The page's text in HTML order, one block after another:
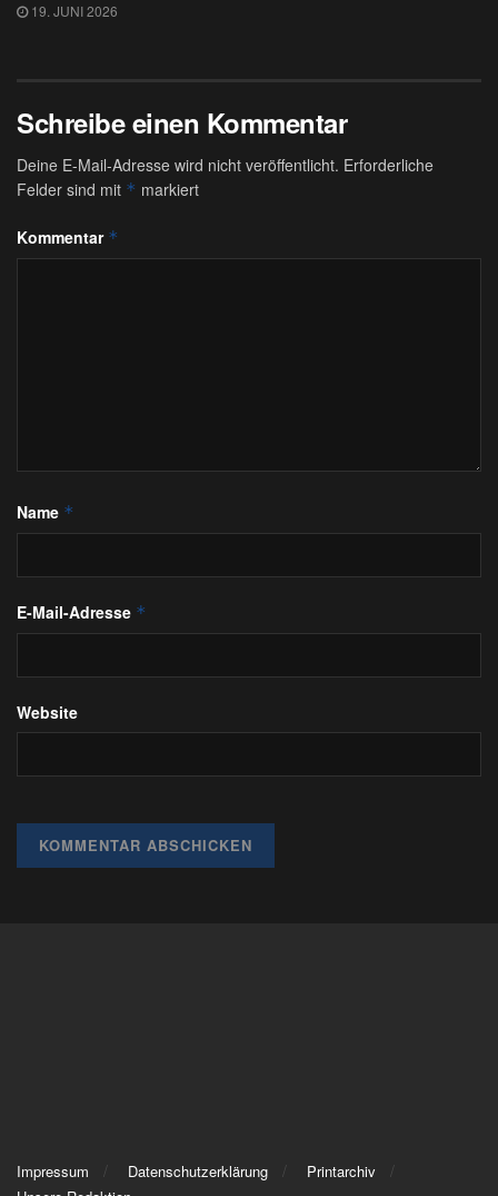
19. JUNI 2026
Schreibe einen Kommentar
Deine E-Mail-Adresse wird nicht veröffentlicht. Erforderliche
Felder sind mit * markiert
Kommentar *
Name *
E-Mail-Adresse *
Website
Impressum Datenschutzerklärung
Printarchiv